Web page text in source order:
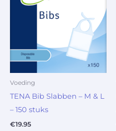
Voeding
TENA Bib Slabben – M & L
– 150 stuks
€19.95